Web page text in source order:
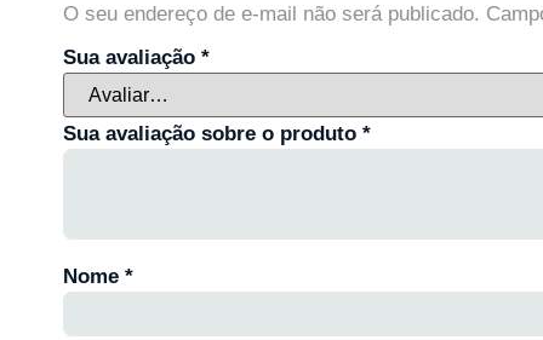
O seu endereço de e-mail não será publicado.
Sua avaliação *
Sua avaliação sobre o produto *
Nome *